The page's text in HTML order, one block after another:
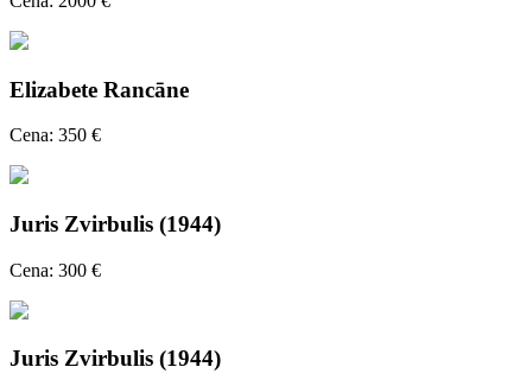
Elizabete Rancāne
Cena: 350 €
Juris Zvirbulis (1944)
Cena: 300 €
Juris Zvirbulis (1944)